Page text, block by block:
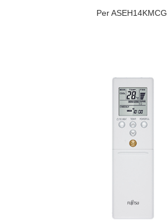
Per ASEH14KMCG